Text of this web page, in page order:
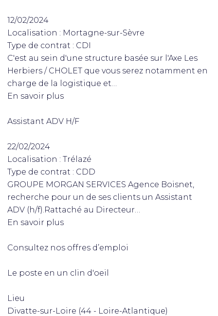
12/02/2024
Localisation : Mortagne-sur-Sèvre
Type de contrat : CDI
C'est au sein d'une structure basée sur l'Axe Les
Herbiers / CHOLET que vous serez notamment en
charge de la logistique et…
En savoir plus
Assistant ADV H/F
22/02/2024
Localisation : Trélazé
Type de contrat : CDD
GROUPE MORGAN SERVICES Agence Boisnet,
recherche pour un de ses clients un Assistant
ADV (h/f).Rattaché au Directeur…
En savoir plus
Consultez nos offres d’emploi
Le poste en un clin d'oeil
Lieu
Divatte-sur-Loire (44 - Loire-Atlantique)